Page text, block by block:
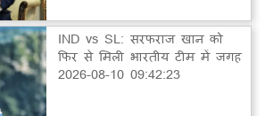
IND vs SL: सरफराज खान को
फिर से मिली भारतीय टीम में जगह
2026-08-10 09:42:23